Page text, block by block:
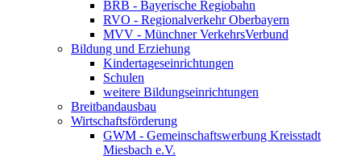
BRB - Bayerische Regiobahn
RVO - Regionalverkehr Oberbayern
MVV - Münchner VerkehrsVerbund
Bildung und Erziehung
Kindertageseinrichtungen
Schulen
weitere Bildungseinrichtungen
Breitbandausbau
Wirtschaftsförderung
GWM - Gemeinschaftswerbung Kreisstadt
Miesbach e.V.